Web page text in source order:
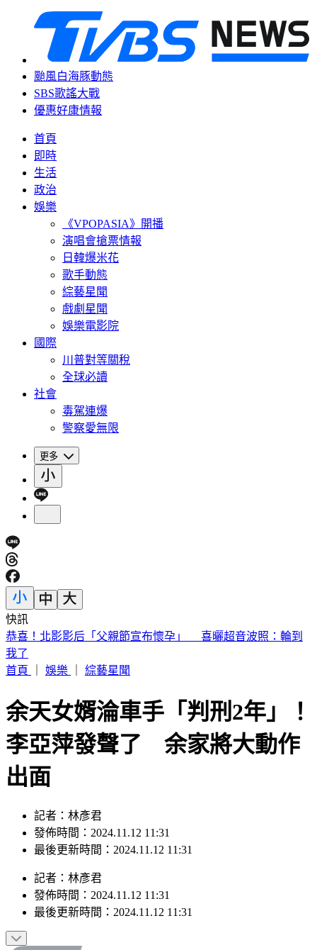
颱風白海豚動態
SBS歌謠大戰
優惠好康情報
首頁
即時
生活
政治
娛樂
《VPOPASIA》開播
演唱會搶票情報
日韓爆米花
歌手動態
綜藝星聞
戲劇星聞
娛樂電影院
國際
川普對等關稅
全球必讀
社會
毒駕連爆
警察愛無限
更多
快訊
白海豚暴風圈逼近！7縣市明下午前風雨達停班課標準
首頁
余天女婿淪車手「判刑2年」！
李亞萍發聲了 余家將大動作
出面
發佈時間：2024.11.12 11:31
最後更新時間：2024.11.12 11:31
發佈時間：2024.11.12 11:31
最後更新時間：2024.11.12 11:31